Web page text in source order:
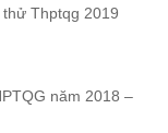
Thptqg 2019
năm 2018 –